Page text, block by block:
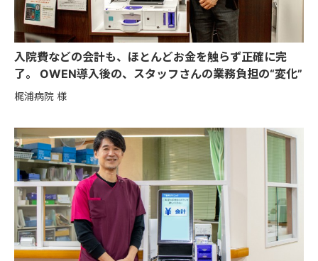
入院費などの会計も、ほとんどお金を触らず正確に完
了。 OWEN導入後の、スタッフさんの業務負担の“変化”
梶浦病院 様